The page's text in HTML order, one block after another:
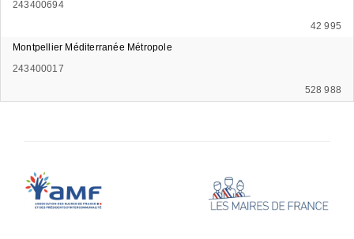
243400694
42 995
Montpellier Méditerranée Métropole
243400017
528 988